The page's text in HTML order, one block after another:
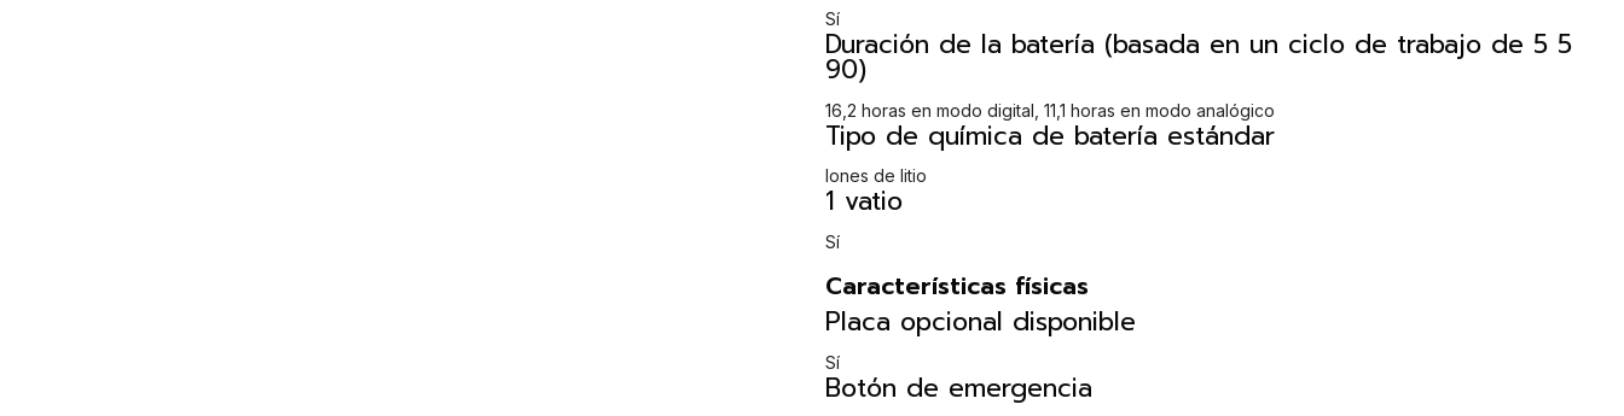
Sí
Duración de la batería (basada en un ciclo de trabajo de 5 5
90)
16,2 horas en modo digital, 11,1 horas en modo analógico
Tipo de química de batería estándar
Iones de litio
1 vatio
Sí
Características físicas
Placa opcional disponible
Sí
Botón de emergencia